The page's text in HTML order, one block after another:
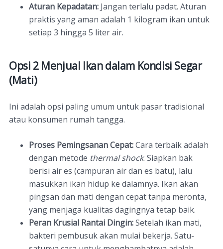
Aturan Kepadatan: Jangan terlalu padat. Aturan
praktis yang aman adalah 1 kilogram ikan untuk
setiap 3 hingga 5 liter air.
Opsi 2 Menjual Ikan dalam Kondisi Segar
(Mati)
Ini adalah opsi paling umum untuk pasar tradisional
atau konsumen rumah tangga.
Proses Pemingsanan Cepat:Cara terbaik adalah
dengan metode thermal shock. Siapkan bak
berisi air es (campuran air dan es batu), lalu
masukkan ikan hidup ke dalamnya. Ikan akan
pingsan dan mati dengan cepat tanpa meronta,
yang menjaga kualitas dagingnya tetap baik.
Peran Krusial Rantai Dingin:Setelah ikan mati,
bakteri pembusuk akan mulai bekerja. Satu-